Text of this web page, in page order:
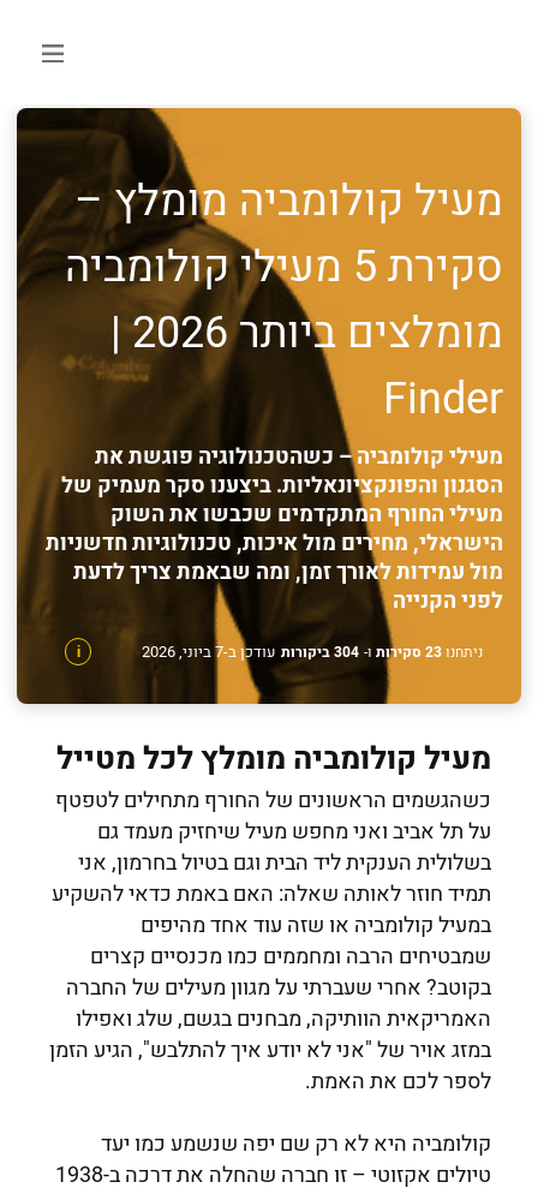
מעיל קולומביה מומלץ –
סקירת 5 מעילי קולומביה
מומלצים ביותר 2026 |
Finder
מעילי קולומביה – כשהטכנולוגיה פוגשת את
הסגנון והפונקציונאליות. ביצענו סקר מעמיק של
מעילי החורף המתקדמים שכבשו את השוק
הישראלי, מחירים מול איכות, טכנולוגיות חדשניות
מול עמידות לאורך זמן, ומה שבאמת צריך לדעת
לפני הקנייה
ניתחנו23 סקירות ו- 304 ביקורות i עודכן ב-7 ביוני, 2026
מעיל קולומביה מומלץ לכל מטייל
כשהגשמים הראשונים של החורף מתחילים לטפטף
על תל אביב ואני מחפש מעיל שיחזיק מעמד גם
בשלולית הענקית ליד הבית וגם בטיול בחרמון, אני
תמיד חוזר לאותה שאלה: האם באמת כדאי להשקיע
במעיל קולומביה או שזה עוד אחד מהיפים
שמבטיחים הרבה ומחממים כמו מכנסיים קצרים
בקוטב? אחרי שעברתי על מגוון מעילים של החברה
האמריקאית הוותיקה, מבחנים בגשם, שלג ואפילו
במזג אויר של "אני לא יודע איך להתלבש", הגיע הזמן
לספר לכם את האמת.
קולומביה היא לא רק שם יפה שנשמע כמו יעד
טיולים אקזוטי – זו חברה שהחלה את דרכה ב-1938